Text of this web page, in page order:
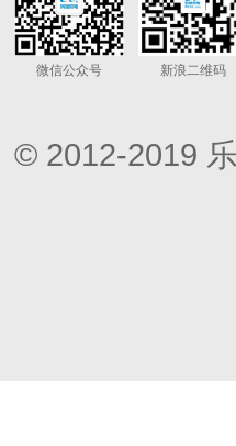
微信公众号 新浪二维码
© 2012-2019